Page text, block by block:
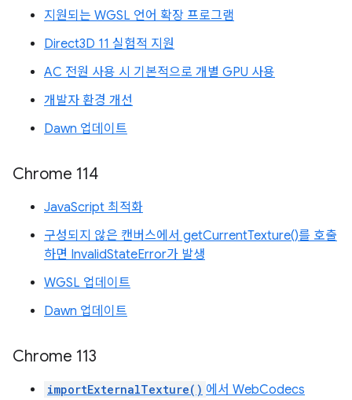
지원되는 WGSL 언어 확장 프로그램
Direct3D 11 실험적 지원
AC 전원 사용 시 기본적으로 개별 GPU 사용
개발자 환경 개선
Dawn 업데이트
Chrome 114
JavaScript 최적화
구성되지 않은 캔버스에서 getCurrentTexture()를 호출
하면 InvalidStateError가 발생
WGSL 업데이트
Dawn 업데이트
Chrome 113
importExternalTexture() 에서 WebCodecs